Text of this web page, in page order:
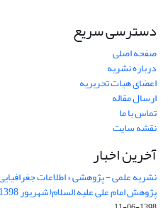
دسترسی سریع
صفحه اصلی
درباره نشریه
اعضای هیات تحریریه
ارسال مقاله
تماس با ما
نقشه سایت
آخرین اخبار
نشریه علمی - پژوهشی « اطلاعات
پژوهش امام علی علیه السلام(شهریور 1398) موفق به کسب رتبه اول گردید.